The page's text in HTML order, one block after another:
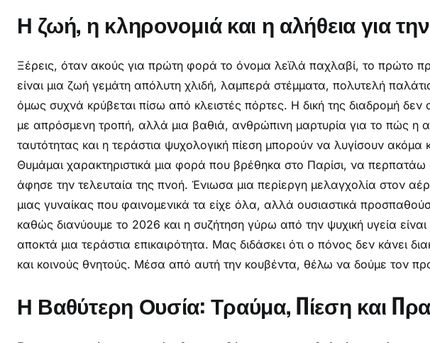
α
β
Η ζωή, η κληρονομιά και η αλήθεια για
Ξέρεις, όταν ακούς για πρώτη φορά το όνομα λεϊλά παχλαβί, το πρώτο
είναι μια ζωή γεμάτη απόλυτη χλιδή, λαμπερά στέμματα, πολυτελή
όμως συχνά κρύβεται πίσω από κλειστές πόρτες. Η δική της διαδρομή
με απρόσμενη τροπή, αλλά μια βαθιά, ανθρώπινη μαρτυρία για το πώς η
ταυτότητας και η τεράστια ψυχολογική πίεση μπορούν να λυγίσουν
Θυμάμαι χαρακτηριστικά μια φορά που βρέθηκα στο Παρίσι, να
άφησε την τελευταία της πνοή. Ένιωσα μια περίεργη μελαγχολία στον
μιας γυναίκας που φαινομενικά τα είχε όλα, αλλά ουσιαστικά
καθώς διανύουμε το 2026 και η συζήτηση γύρω από την ψυχική υγεία είναι
αποκτά μια τεράστια επικαιρότητα. Μας διδάσκει ότι ο πόνος δεν κάνει
και κοινούς θνητούς. Μέσα από αυτή την κουβέντα, θέλω να δούμε τον
Η Βαθύτερη Ουσία: Τραύμα, Πίεση και